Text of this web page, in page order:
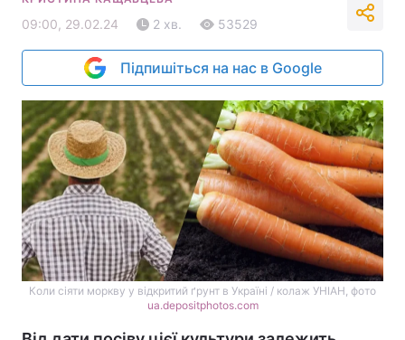
09:00, 29.02.24 2 хв. 53529
Підпишіться на нас в Google
Коли сіяти моркву у відкритий ґрунт в Україні / колаж УНІАН, фото
ua.depositphotos.com